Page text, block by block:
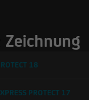
18
PROTECT 17